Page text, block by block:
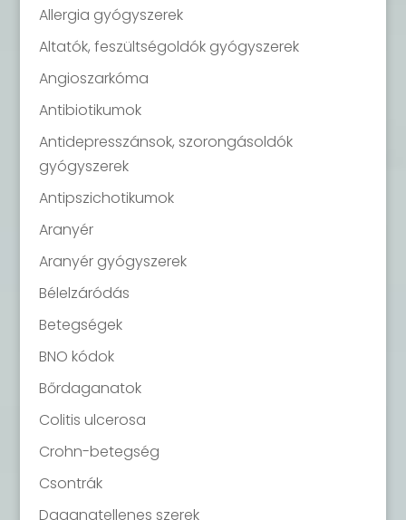
Allergia gyógyszerek
Altatók, feszültségoldók gyógyszerek
Angioszarkóma
Antibiotikumok
Antidepresszánsok, szorongásoldók
gyógyszerek
Antipszichotikumok
Aranyér
Aranyér gyógyszerek
Bélelzáródás
Betegségek
BNO kódok
Bőrdaganatok
Colitis ulcerosa
Crohn-betegség
Csontrák
Daganatellenes szerek